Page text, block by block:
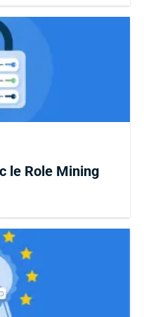
le Role Mining